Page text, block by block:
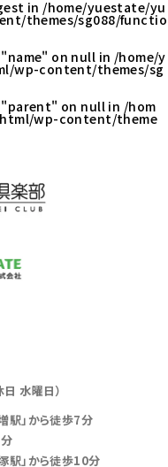
in /home/yuestate/yu
themes/sg088/functio
on null in /home/y
wp-content/themes/sg
on null in /hom
wp-content/theme
水曜日）
駅」から徒歩7分
駅」から徒歩10分